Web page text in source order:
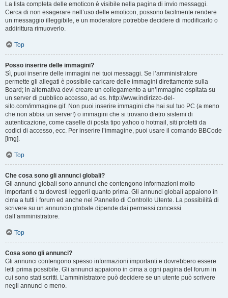
La lista completa delle emoticon è visibile nella pagina di invio messaggi.
Cerca di non esagerare nell’uso delle emoticon, possono facilmente rendere
un messaggio illeggibile, e un moderatore potrebbe decidere di modificarlo o
addirittura rimuoverlo.
Top
Posso inserire delle immagini?
Sì, puoi inserire delle immagini nei tuoi messaggi. Se l’amministratore
permette gli allegati è possibile caricare delle immagini direttamente sulla
Board; in alternativa devi creare un collegamento a un’immagine ospitata su
un server di pubblico accesso, ad es. http://www.indirizzo-del-
sito.com/immagine.gif. Non puoi inserire immagini che hai sul tuo PC (a meno
che non abbia un server!) o immagini che si trovano dietro sistemi di
autenticazione, come caselle di posta tipo yahoo o hotmail, siti protetti da
codici di accesso, ecc. Per inserire l’immagine, puoi usare il comando BBCode
[img].
Top
Che cosa sono gli annunci globali?
Gli annunci globali sono annunci che contengono informazioni molto
importanti e tu dovresti leggerli quanto prima. Gli annunci globali appaiono in
cima a tutti i forum ed anche nel Pannello di Controllo Utente. La possibilità di
scrivere su un annuncio globale dipende dai permessi concessi
dall’amministratore.
Top
Cosa sono gli annunci?
Gli annunci contengono spesso informazioni importanti e dovrebbero essere
letti prima possibile. Gli annunci appaiono in cima a ogni pagina del forum in
cui sono stati scritti. L’amministratore può decidere se un utente può scrivere
negli annunci o meno.